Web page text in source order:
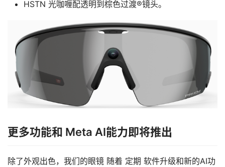
行
业
动
用
闻
HSTN 光咖喱配透明到棕色过渡®镜头。
更多功能和 Meta AI能力即将推出
除了外观出色，我们的眼镜 随着 定期 软件升级和新的AI功